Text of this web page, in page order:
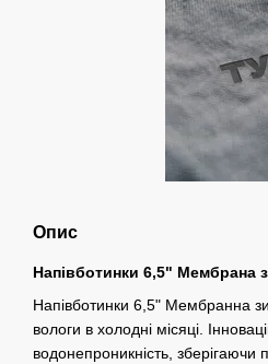
Опис
Напівботинки 6,5" Мембрана
Напівботинки 6,5" Мембранна
вологи в холодні місяці.
водонепроникність,